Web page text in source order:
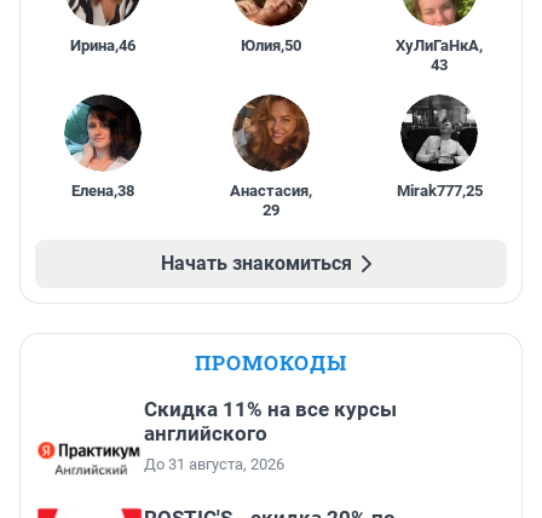
Ирина,46 Юлия,50 ХуЛиГаНкА,
43
Елена,38 Анастасия,
29
Mirak777,25
Начать знакомиться
ПРОМОКОДЫ
Скидка 11% на все курсы
английского
До 31 августа, 2026